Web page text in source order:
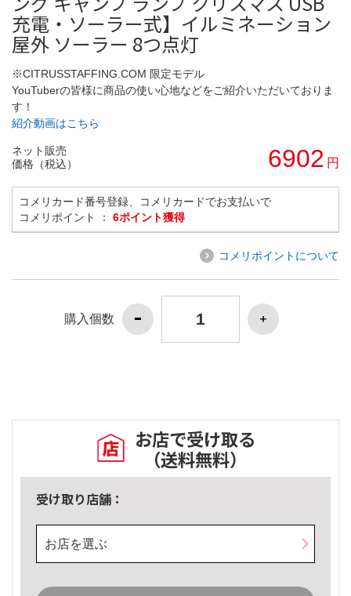
充電・ソーラー式】イルミネーション
屋外 ソーラー 8つ点灯
※CITRUSSTAFFING.COM 限定モデル
YouTuberの皆様に商品の使い心地などをご紹介いただいておりま
す！
紹介動画はこちら
ネット販売
価格（税込）
6902 円
コメリカード番号登録、コメリカードでお支払いで
コメリポイント ： 6ポイント獲得
コメリポイントについて
購入個数
お店で受け取る
（送料無料）
受け取り店舗：
お店を選ぶ